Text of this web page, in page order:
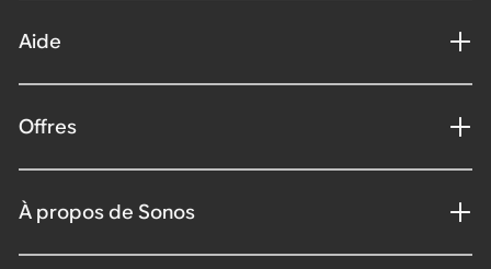
Aide
Offres
À propos de Sonos